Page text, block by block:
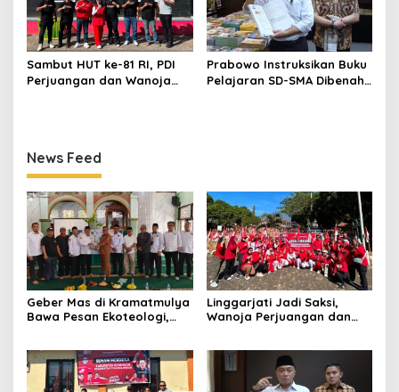
Sambut HUT ke-81 RI, PDI
Perjuangan dan Wanoja
Prabowo Instruksikan Buku
Pelajaran SD-SMA Dibenahi,
News Feed
Geber Mas di Kramatmulya
Bawa Pesan Ekoteologi,
Linggarjati Jadi Saksi,
Wanoja Perjuangan dan